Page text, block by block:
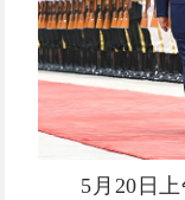
5月20日